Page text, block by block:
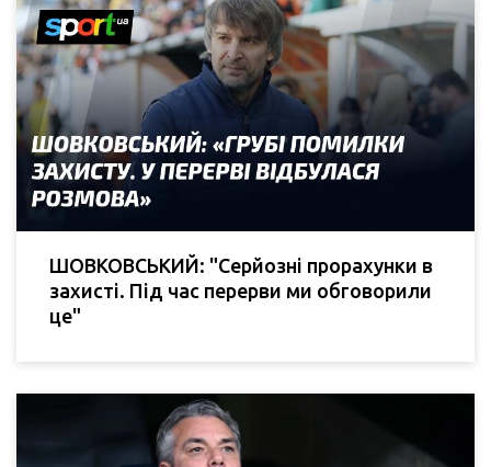
ШОВКОВСЬКИЙ: "Серйозні прорахунки в
захисті. Під час перерви ми обговорили
це"